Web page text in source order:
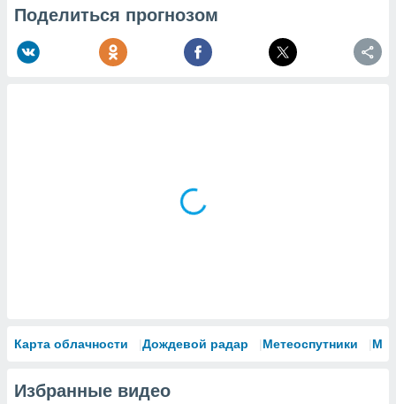
Поделиться прогнозом
Карта облачности Дождевой радар Метеоспутники
Избранные видео